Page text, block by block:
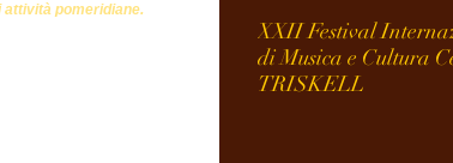
pomeridiane.
XXII Festival
di Musica e Cultura
TRISKELL